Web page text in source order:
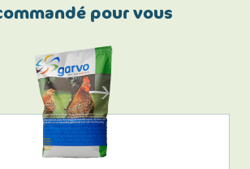
pour vous